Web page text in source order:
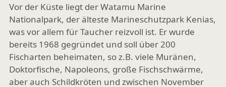
Vor der Küste liegt der Watamu Marine
Nationalpark, der älteste Marineschutzpark Kenias,
was vor allem für Taucher reizvoll ist. Er wurde
bereits 1968 gegründet und soll über 200
Fischarten beheimaten, so z.B. viele Muränen,
Doktorfische, Napoleons, große Fischschwärme,
aber auch Schildkröten und zwischen November